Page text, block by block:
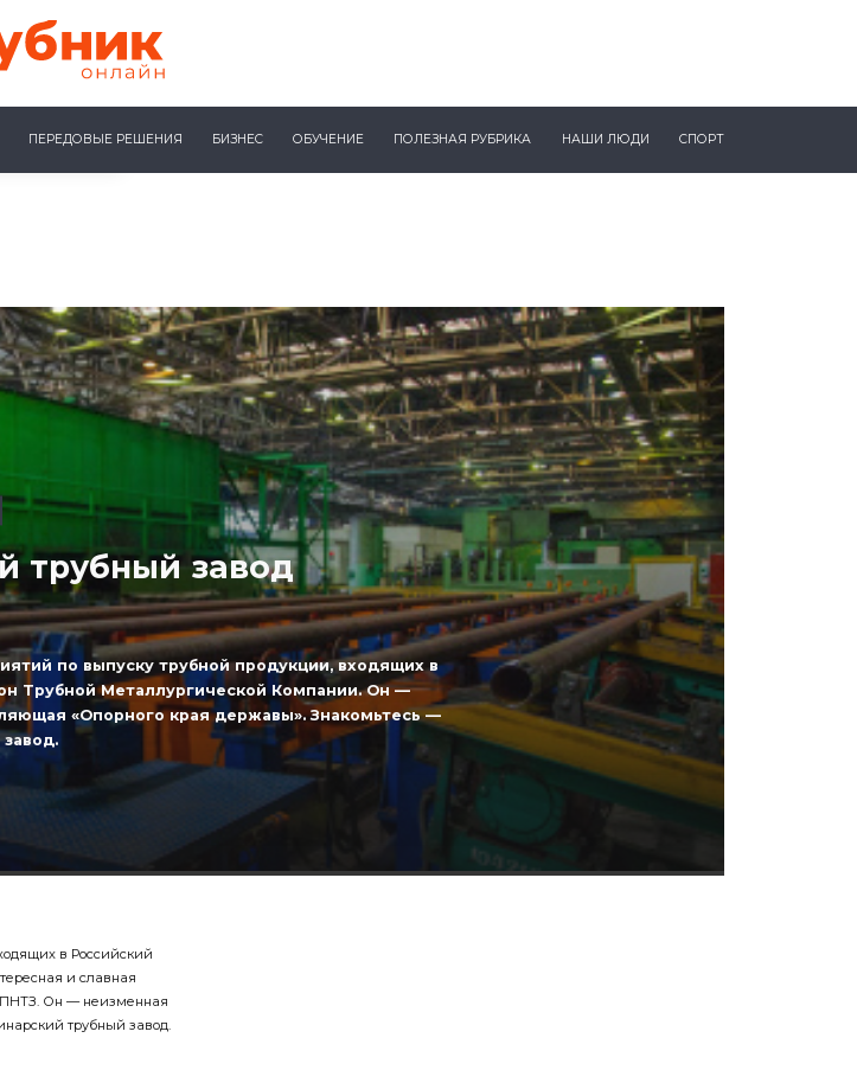
ПЕРЕДОВЫЕ РЕШЕНИЯ БИЗНЕС ОБУЧЕНИЕ ПОЛЕЗНАЯ РУБРИКА НАШИ ЛЮДИ СПОРТ
трубный завод
по выпуску трубной продукции, входящих в
Трубной Металлургической Компании. Он —
«Опорного края державы». Знакомьтесь —
и славная
Он — неизменная
трубный завод.